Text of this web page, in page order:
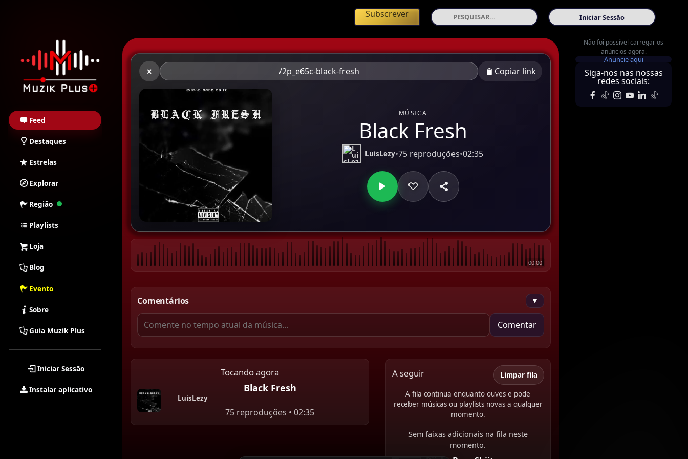
Muzik Plus AO - Streaming de Música Angolana
Feed
Destaques
Estrelas
Explorar
Região
Playlists
Loja
Blog
Evento
Sobre
Guia Muzik Plus
Iniciar Sessão
Instalar aplicativo
Subscrever Iniciar Sessão
/2p_e65c-black-fresh Copiar link
MÚSICA
Black Fresh
LuisLezy•75 reproduções•02:35
00:00
Comentários ▼
Comentar
Tocando agora
Black Fresh
LuisLezy
75 reproduções • 02:35
A seguir Limpar fila
A fila continua enquanto ouves e pode
receber músicas ou playlists novas a qualquer
momento.
Sem faixas adicionais na fila neste
momento.
Não foi possível carregar os
anúncios agora.
Anuncie aqui
Siga-nos nas nossas
redes sociais: